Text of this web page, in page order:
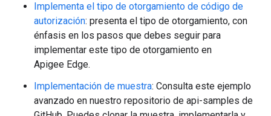
Implementa el tipo de otorgamiento de código de
autorización: presenta el tipo de otorgamiento, con
énfasis en los pasos que debes seguir para
implementar este tipo de otorgamiento en
Apigee Edge.
Implementación de muestra: Consulta este ejemplo
avanzado en nuestro repositorio de api-samples de